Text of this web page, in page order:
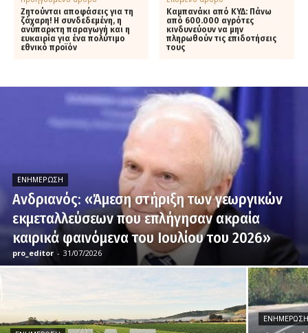
Ζητούνται αποφάσεις για τη
ζάχαρη! Η συνδεδεμένη, η
ανύπαρκτη παραγωγή και η
ευκαιρία για ένα πολύτιμο
εθνικό προϊόν
Καμπανάκι από ΚΥΔ: Πάνω
από 600.000 αγρότες
κινδυνεύουν να μην
πληρωθούν τις επιδοτήσεις
τους
ΕΝΗΜΈΡΩΣΗ
Ανδριανός: «Άμεση στήριξη των γεωργικών
εκμεταλλεύσεων που επλήγησαν ακραία
καιρικά φαινόμενα του Ιουλίου του 2026»
pro_editor - 31/07/2026